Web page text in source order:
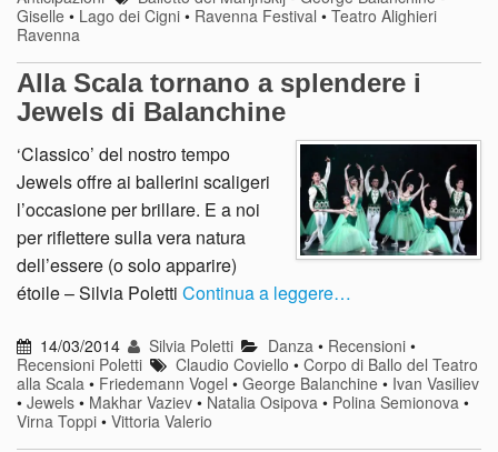
Giselle • Lago dei Cigni • Ravenna Festival • Teatro Alighieri
Ravenna
Alla Scala tornano a splendere i
Jewels di Balanchine
‘Classico’ del nostro tempo
Jewels offre ai ballerini scaligeri
l’occasione per brillare. E a noi
per riflettere sulla vera natura
dell’essere (o solo apparire)
étoile – Silvia Poletti Continua a leggere…
14/03/2014 Silvia Poletti Danza• Recensioni•
Recensioni Poletti
Claudio Coviello •Corpo di Ballo del Teatro
alla Scala • Friedemann Vogel • George Balanchine • Ivan Vasiliev
• Jewels • Makhar Vaziev • Natalia Osipova • Polina Semionova •
Virna Toppi • Vittoria Valerio